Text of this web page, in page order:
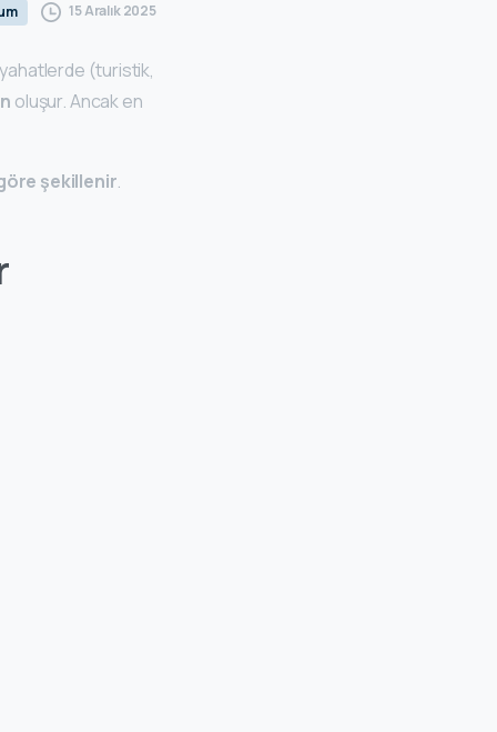
15 Aralık 2025
(turistik,
oluşur. Ancak en
şekillenir.